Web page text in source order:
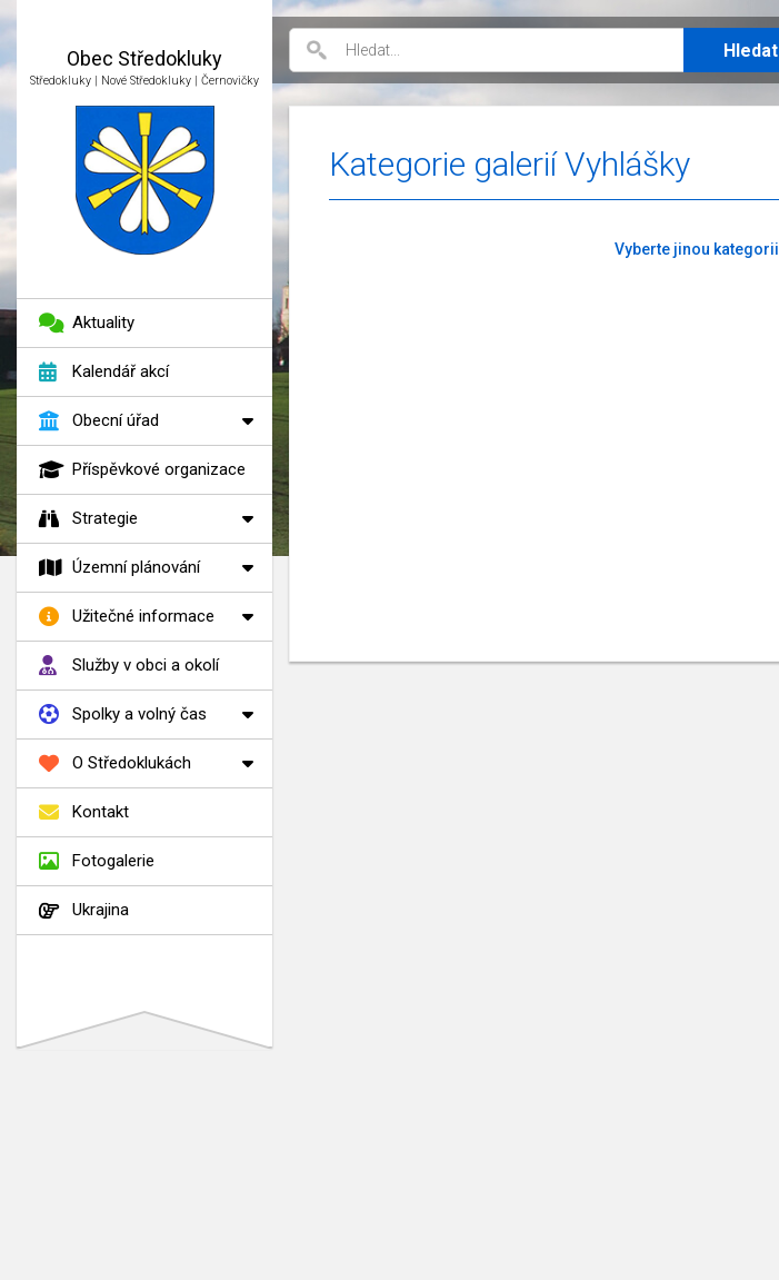
Obec Středokluky
Středokluky | Nové Středokluky | Černovičky
Kategorie galerií Vyhlášky
Vyberte jinou kategorii
Aktuality
Kalendář akcí
Obecní úřad
Příspěvkové organizace
Strategie
Územní plánování
Užitečné informace
Služby v obci a okolí
Spolky a volný čas
O Středoklukách
Kontakt
Fotogalerie
Ukrajina